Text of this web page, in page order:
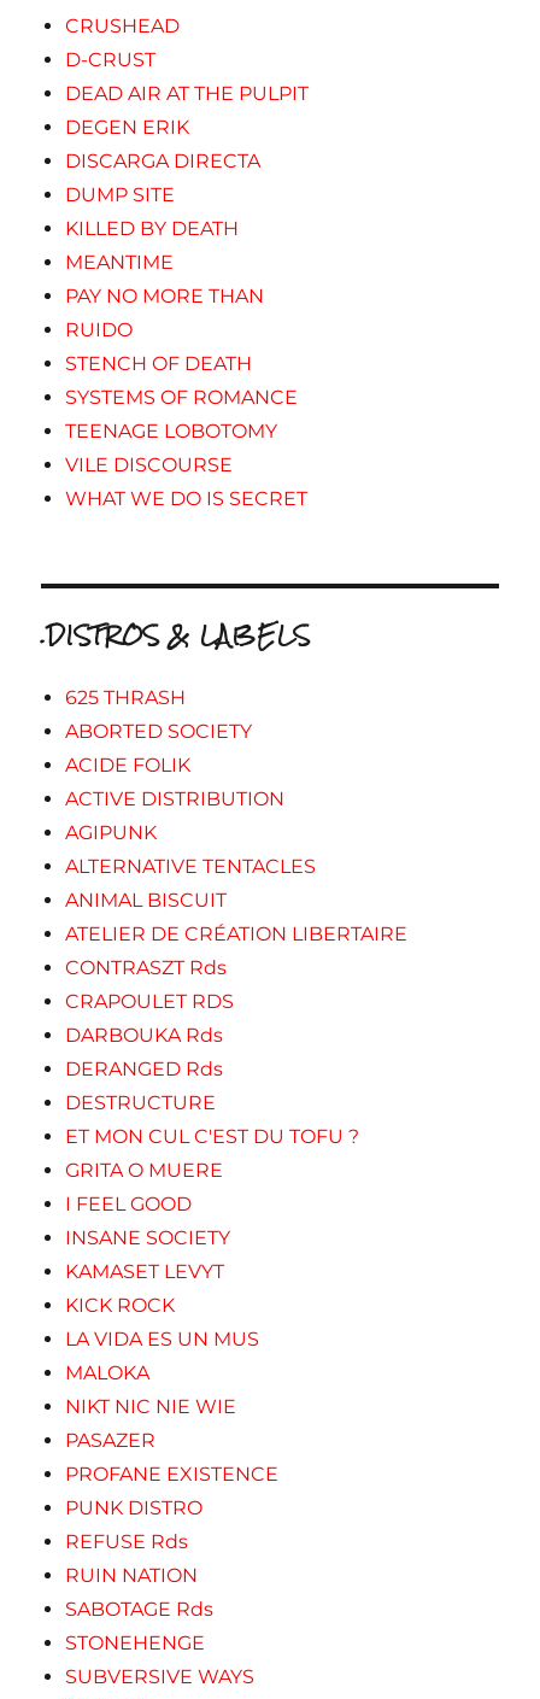
CRUSHEAD
D-CRUST
DEAD AIR AT THE PULPIT
DEGEN ERIK
DISCARGA DIRECTA
DUMP SITE
KILLED BY DEATH
MEANTIME
PAY NO MORE THAN
RUIDO
STENCH OF DEATH
SYSTEMS OF ROMANCE
TEENAGE LOBOTOMY
VILE DISCOURSE
WHAT WE DO IS SECRET
.DISTROS & LABELS
625 THRASH
ABORTED SOCIETY
ACIDE FOLIK
ACTIVE DISTRIBUTION
AGIPUNK
ALTERNATIVE TENTACLES
ANIMAL BISCUIT
ATELIER DE CRÉATION LIBERTAIRE
CONTRASZT Rds
CRAPOULET RDS
DARBOUKA Rds
DERANGED Rds
DESTRUCTURE
ET MON CUL C'EST DU TOFU ?
GRITA O MUERE
I FEEL GOOD
INSANE SOCIETY
KAMASET LEVYT
KICK ROCK
LA VIDA ES UN MUS
MALOKA
NIKT NIC NIE WIE
PASAZER
PROFANE EXISTENCE
PUNK DISTRO
REFUSE Rds
RUIN NATION
SABOTAGE Rds
STONEHENGE
SUBVERSIVE WAYS